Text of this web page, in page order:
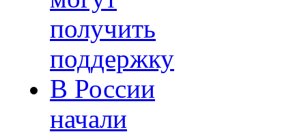
получить
поддержку
В России
начали